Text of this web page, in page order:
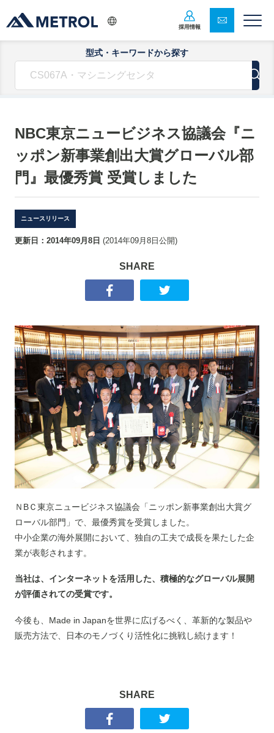
採用情報
型式・キーワードから探す
NBC東京ニュービジネス協議会『ニ
ッポン新事業創出大賞グローバル部
門』最優秀賞 受賞しました
ニュースリリース
更新日： 2014年09月8日 (2014年09月8日 公開)
SHARE
ＮBＣ東京ニュービジネス協議会「ニッポン新事業創出大賞グ
ローバル部門」で、最優秀賞を受賞しました。
中小企業の海外展開において、独自の工夫で成長を果たした企
業が表彰されます。
当社は、インターネットを活用した、積極的なグローバル展開
が評価されての受賞です。
今後も、Made in Japanを世界に広げるべく、革新的な製品や
販売方法で、日本のモノづくり活性化に挑戦し続けます！
SHARE